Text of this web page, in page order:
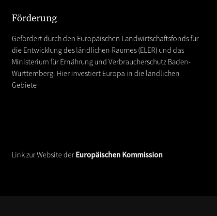
Förderung
Gefördert durch den Europäischen Landwirtschaftsfonds für
die Entwicklung des ländlichen Raumes (ELER) und das
Ministerium für Ernährung und Verbraucherschutz Baden-
Württemberg. Hier investiert Europa in die ländlichen
Gebiete
Link zur Website der Europäischen Kommission